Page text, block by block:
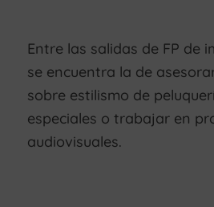
Entre las salidas de FP de
se encuentra la de
sobre estilismo de
especiales o trabajar en
audiovisuales.